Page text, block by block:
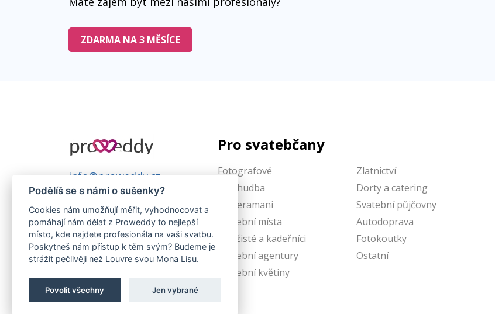
ZDARMA NA 3 MĚSÍCE
info@proweddy.cz
© 2026 Svatební vyhledávač PROWEDDY
@dev-1786068708
Pro svatebčany
Fotografové
DJs, hudba
Kameramani
Svatební místa
Vizážisté a kadeřníci
Svatební agentury
Svatební květiny
Zlatnictví
Dorty a catering
Svatební půjčovny
Autodoprava
Fotokoutky
Ostatní
Podělíš se s námi o sušenky?
Cookies nám umožňují měřit, vyhodnocovat a
pomáhají nám dělat z Proweddy to nejlepší
místo, kde najdete profesionála na vaši svatbu.
Poskytneš nám přístup k těm svým? Budeme je
strážit pečlivěji než Louvre svou Mona Lisu.
Povolit všechny Jen vybrané